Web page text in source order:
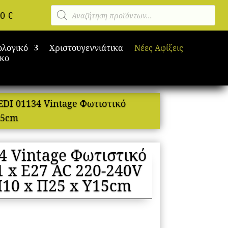
€ Αναζήτηση
προϊόντων
Χριστουγεννιάτικα Νέες Αφίξεις
01134 Vintage Φωτιστικό
Vintage Φωτιστικό
x E27 AC 220-240V
x Π25 x Υ15cm